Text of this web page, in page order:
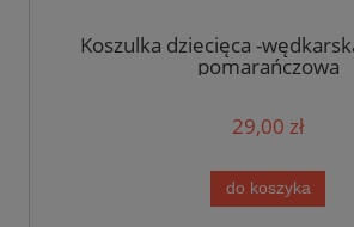
Koszulka dziecięca -
pomarańczowa
29,00 zł
do koszyka